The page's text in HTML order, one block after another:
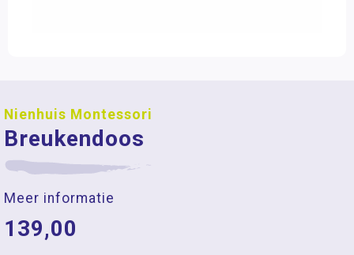
Nienhuis Montessori
Breukendoos
Meer informatie
139,00